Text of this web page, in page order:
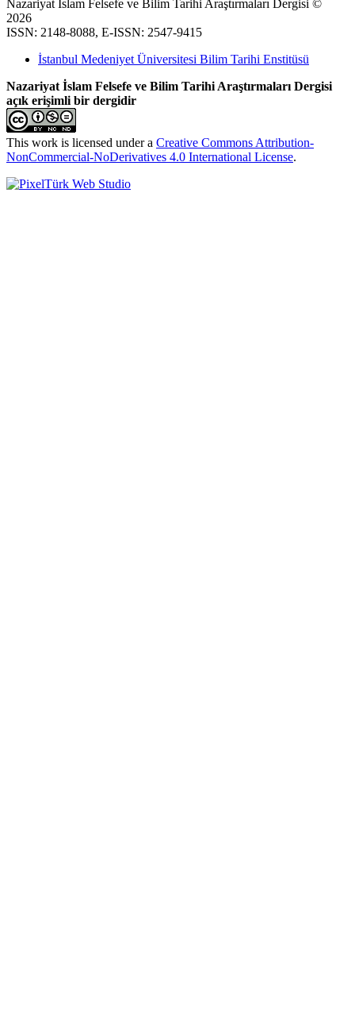
Nazariyat İslam Felsefe ve Bilim Tarihi Araştırmaları Dergisi ©
2026
ISSN: 2148-8088, E-ISSN: 2547-9415
İstanbul Medeniyet Üniversitesi Bilim Tarihi Enstitüsü
Nazariyat İslam Felsefe ve Bilim Tarihi Araştırmaları Dergisi
açık erişimli bir dergidir
This work is licensed under a Creative Commons Attribution-
NonCommercial-NoDerivatives 4.0 International License.